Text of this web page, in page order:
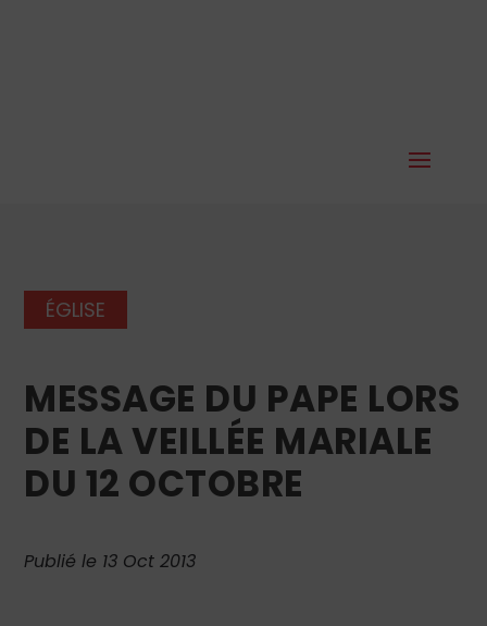
ÉGLISE
MESSAGE DU PAPE LORS
DE LA VEILLÉE MARIALE
DU 12 OCTOBRE
Publié le 13 Oct 2013